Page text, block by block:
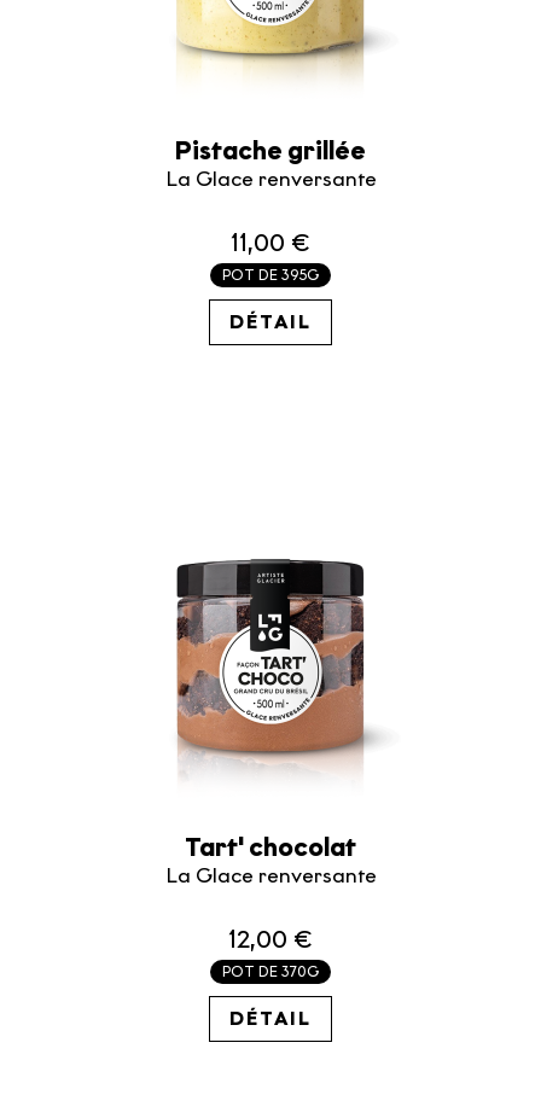
Pistache grillée
La Glace renversante
11,00 €
POT DE 395G
27.85€ / KG
DÉTAIL
Tart' chocolat
La Glace renversante
12,00 €
POT DE 370G
32.43€ / KG
DÉTAIL